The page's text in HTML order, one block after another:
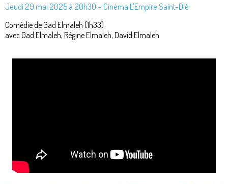
Jeudi 29 mai 2025 à 20h30 – Cinéma L'Empire Saint-Dié
Comédie de Gad Elmaleh (1h33)
avec Gad Elmaleh, Régine Elmaleh, David Elmaleh